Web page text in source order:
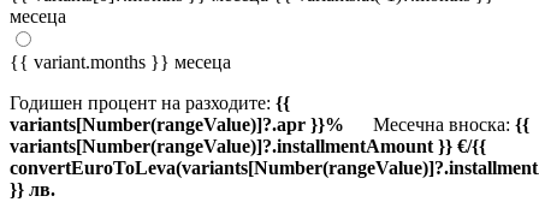
месеца
{{ variant.months }} месеца
Годишен процент на разходите: {{
variants[Number(rangeValue)]?.apr }}%
Месечна вноска: {{
variants[Number(rangeValue)]?.installmentAmount }} €/{{
}} лв.